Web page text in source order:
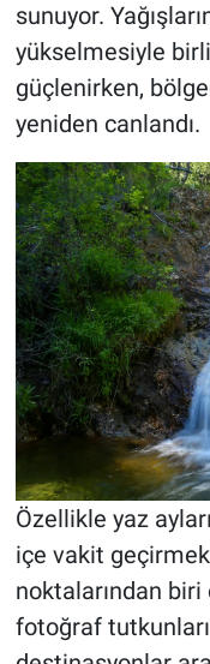
sunuyor.
yükselmesiyle
güçlenirken,
yeniden canlandı.
Özellikle yaz
içe vakit
noktalarından
fotoğraf